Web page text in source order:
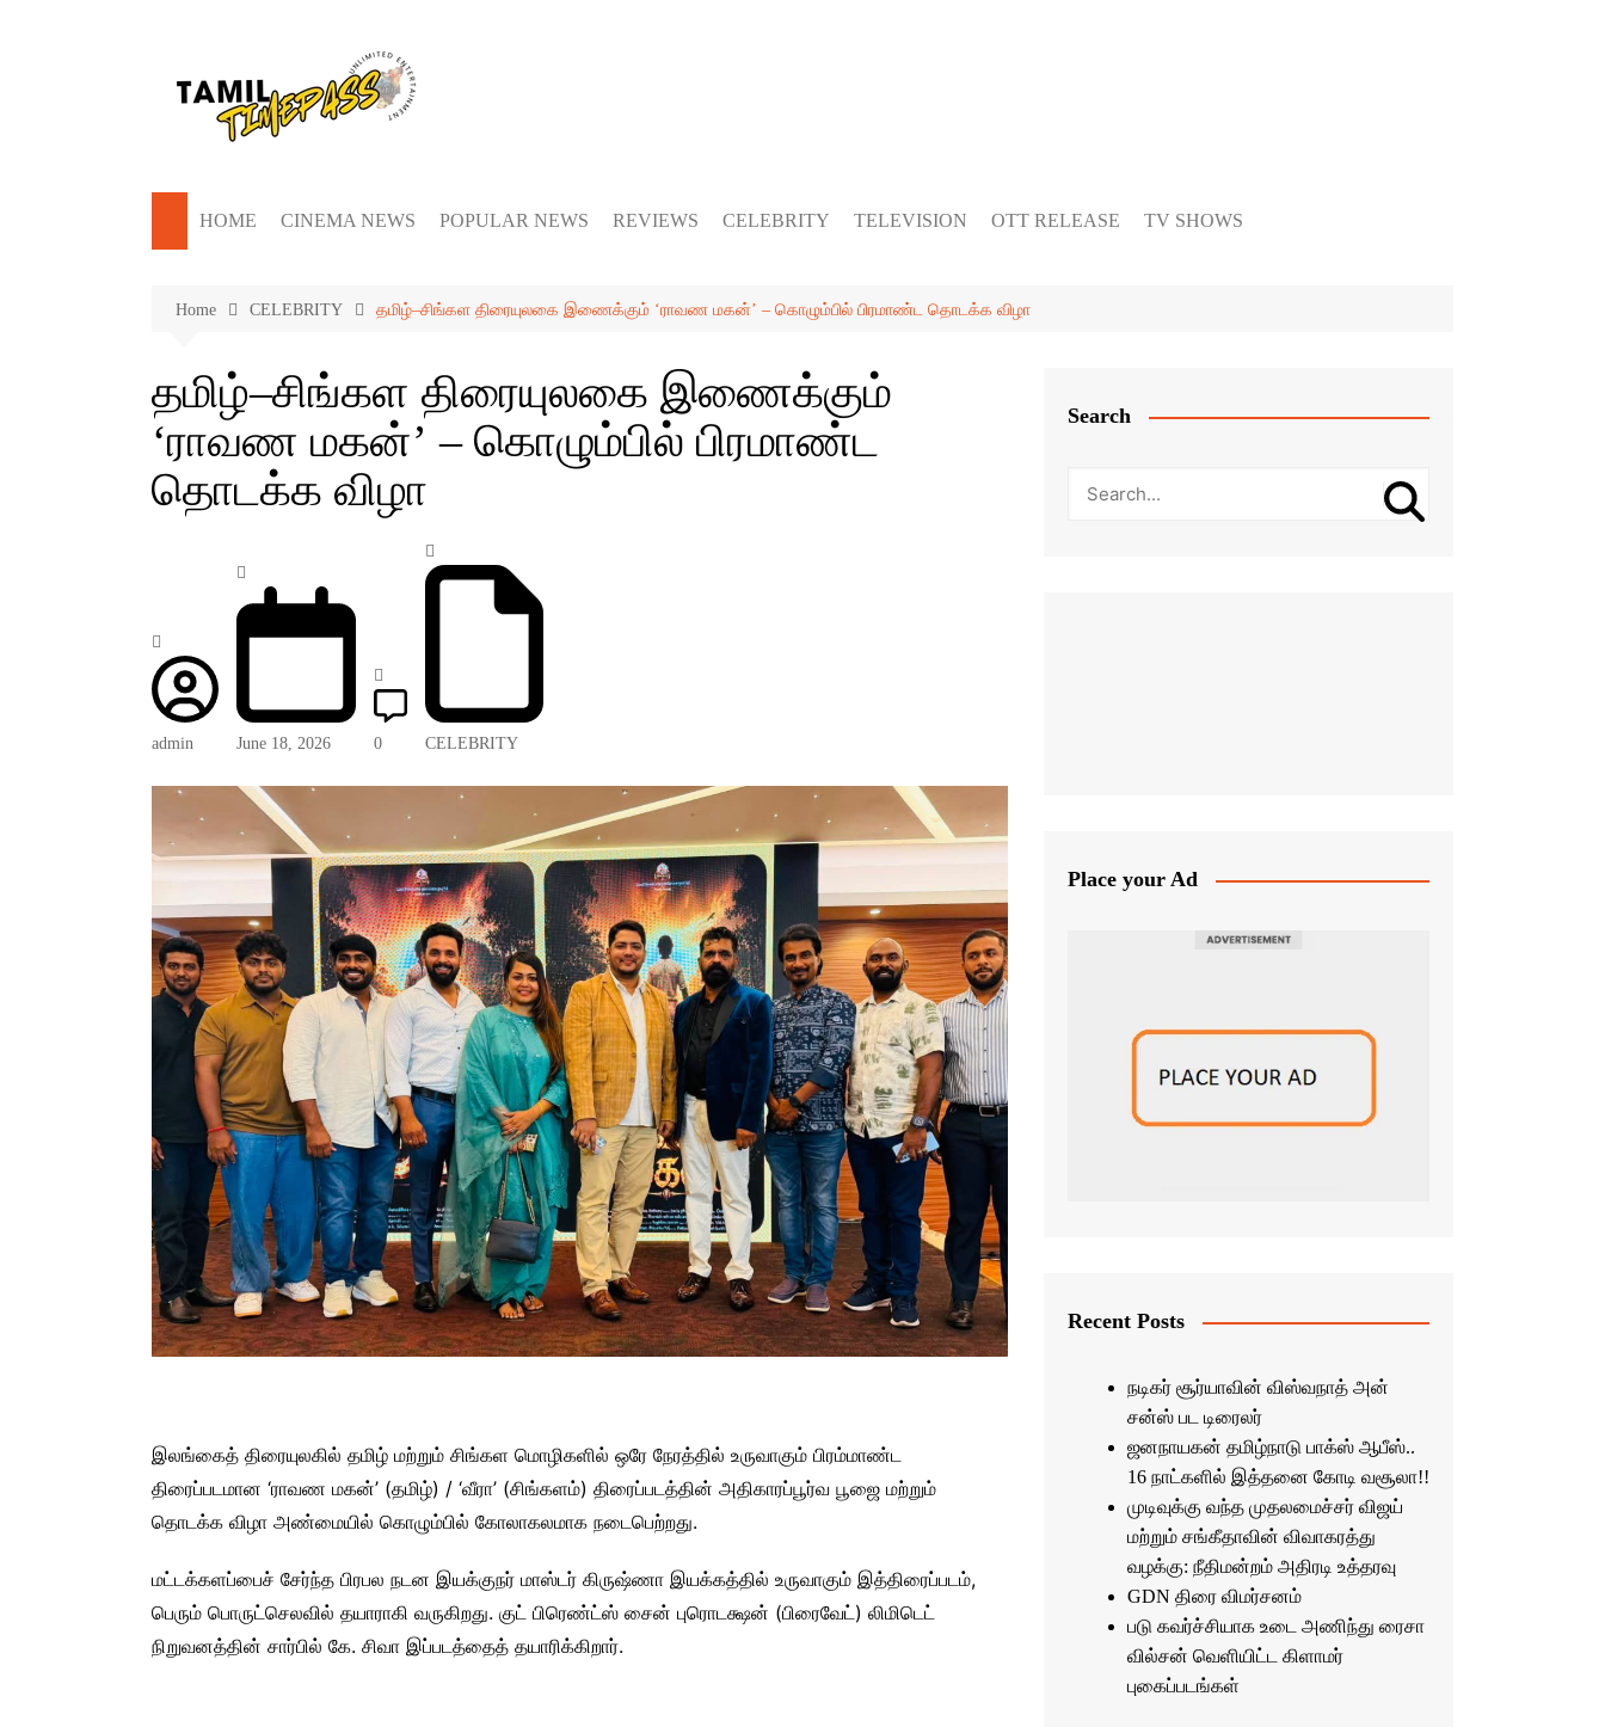
HOME CINEMA NEWS POPULAR NEWS REVIEWS CELEBRITY TELEVISION OTT RELEASE TV SHOWS
Home CELEBRITY தமிழ்–சிங்கள திரையுலகை இணைக்கும் ‘ராவண மகன்’ – கொழும்பில் பிரமாண்ட தொடக்க விழா
தமிழ்–சிங்கள திரையுலகை இணைக்கும்
‘ராவண மகன்’ – கொழும்பில் பிரமாண்ட
தொடக்க விழா
admin June 18, 2026 0 CELEBRITY
இலங்கைத் திரையுலகில் தமிழ் மற்றும் சிங்கள மொழிகளில் ஒரே நேரத்தில் உருவாகும் பிரம்மாண்ட
திரைப்படமான ‘ராவண மகன்’ (தமிழ்) / ‘வீரா’ (சிங்களம்) திரைப்படத்தின் அதிகாரப்பூர்வ பூஜை மற்றும்
தொடக்க விழா அண்மையில் கொழும்பில் கோலாகலமாக நடைபெற்றது.
மட்டக்களப்பைச் சேர்ந்த பிரபல நடன இயக்குநர் மாஸ்டர் கிருஷ்ணா இயக்கத்தில் உருவாகும் இத்திரைப்படம்,
பெரும் பொருட்செலவில் தயாராகி வருகிறது. குட் பிரெண்ட்ஸ் சைன் புரொடக்ஷன் (பிரைவேட்) லிமிடெட்
நிறுவனத்தின் சார்பில் கே. சிவா இப்படத்தைத் தயாரிக்கிறார்.
Search
Place your Ad
Recent Posts
நடிகர் சூர்யாவின் விஸ்வநாத் அன்
சன்ஸ் பட டிரைலர்
ஜனநாயகன் தமிழ்நாடு பாக்ஸ் ஆபீஸ்..
16 நாட்களில் இத்தனை கோடி வசூலா!!
முடிவுக்கு வந்த முதலமைச்சர் விஜய்
மற்றும் சங்கீதாவின் விவாகரத்து
வழக்கு: நீதிமன்றம் அதிரடி உத்தரவு
GDN திரை விமர்சனம்
படு கவர்ச்சியாக உடை அணிந்து ரைசா
வில்சன் வெளியிட்ட கிளாமர்
புகைப்படங்கள்